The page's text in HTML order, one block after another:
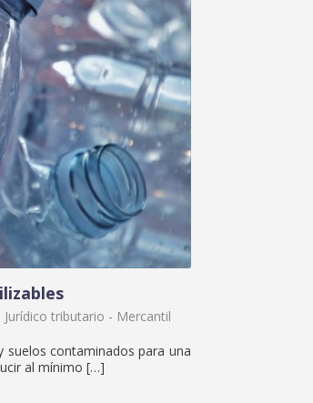
Jurídico tributario - Mercantil
suelos contaminados para una
al mínimo […]